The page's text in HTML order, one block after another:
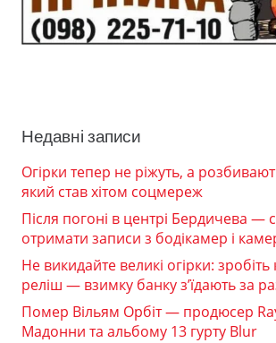
Недавні записи
Огірки тепер не ріжуть, а
який став хітом соцмереж
Після погоні в центрі Бердичева —
отримати записи з бодікамер і
Не викидайте великі огірки:
реліш — взимку банку з’їдають за
Помер Вільям Орбіт — продюсер
Мадонни та альбому 13 гурту Blur